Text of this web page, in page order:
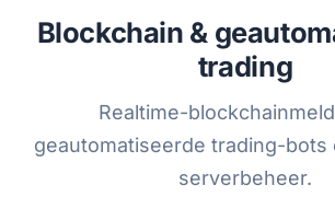
Blockchain &
trading
Realtime-
geautomatiseerde trading-bots
serverbeheer.